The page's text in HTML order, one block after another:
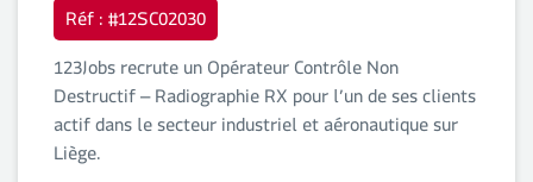
Réf : #12SC02030
123Jobs recrute un Opérateur Contrôle Non
Destructif – Radiographie RX pour l’un de ses clients
actif dans le secteur industriel et aéronautique sur
Liège.